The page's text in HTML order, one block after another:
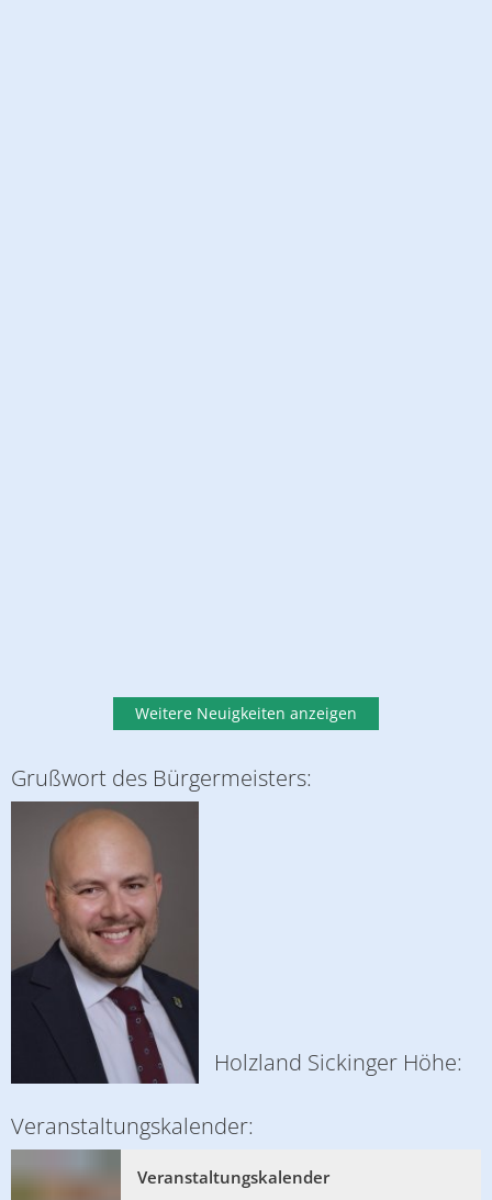
Weitere Neuigkeiten anzeigen
Grußwort des Bürgermeisters:
Holzland Sickinger Höhe:
Veranstaltungskalender:
Veranstaltungskalender